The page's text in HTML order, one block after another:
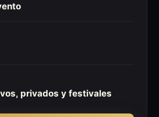
privados y festivales